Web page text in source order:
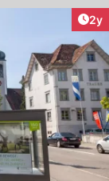
2y